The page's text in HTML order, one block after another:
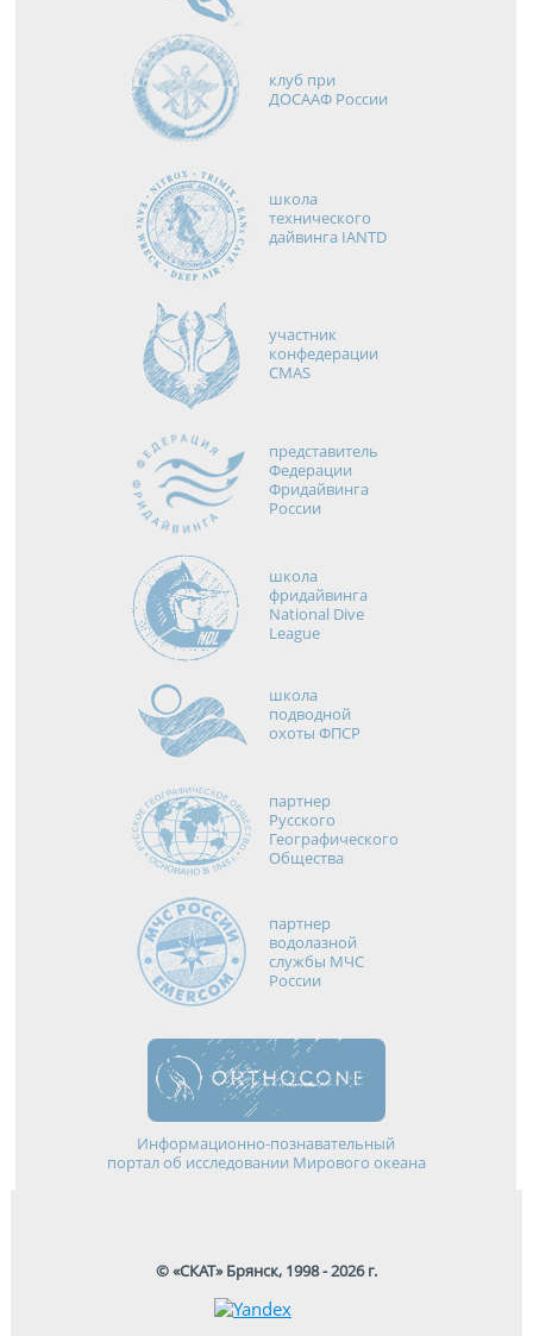
клуб при
ДОСААФ России
школа
технического
дайвинга IANTD
участник
конфедерации
CMAS
представитель
Федерации
Фридайвинга
России
школа
фридайвинга
National Dive
League
школа
подводной
охоты ФПСР
партнер
Русского
Географического
Общества
партнер
водолазной
службы МЧС
России
Информационно-познавательный
портал об исследовании Мирового океана
© «СКАТ» Брянск, 1998 - 2026 г.